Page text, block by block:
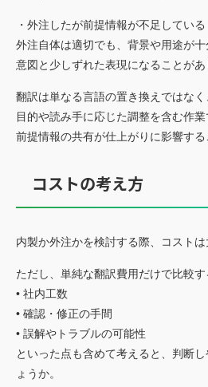
・外注したが前提情報が不足している
外注自体は適切でも、背景や用途が十
意図と少しずれた表現になることがあ
翻訳は単なる言語の置き換えではなく
目的や読み手に応じた調整を含む作業
前提情報の共有が仕上がりに影響する
コストの考え方
内製か外注かを検討する際、コストは
ただし、単純な翻訳費用だけで比較す
• 社内工数
• 確認・修正の手間
• 誤解やトラブルの可能性
といった点も含めて考えると、判断
ょうか。